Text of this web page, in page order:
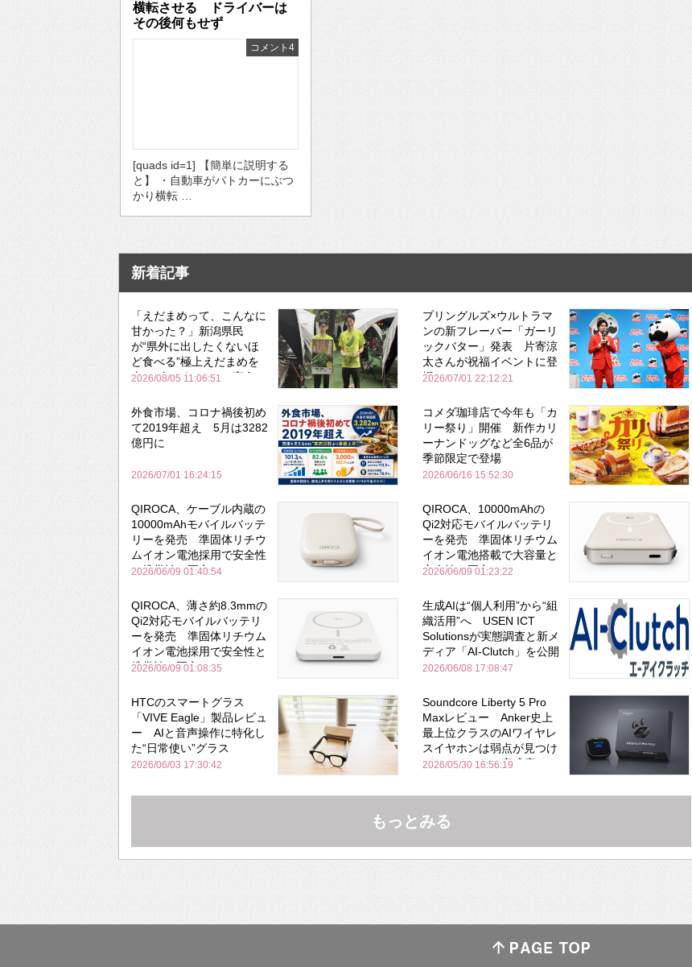
横転させる ドライバーは
その後何もせず
コメント4
[quads id=1] 【簡単に説明する
と】 ・自動車がパトカーにぶつ
かり横転 …
新着記事
「えだまめって、こんなに
甘かった？」新潟県民
が“県外に出したくないほ
ど食べる”極上えだまめを
森のビアガーデンで実食
2026/08/05 11:06:51
プリングルズ×ウルトラマ
ンの新フレーバー「ガーリ
ックバター」発表 片寄涼
太さんが祝福イベントに登
場
2026/07/01 22:12:21
外食市場、コロナ禍後初め
て2019年超え 5月は3282
億円に
2026/07/01 16:24:15
コメダ珈琲店で今年も「カ
リー祭り」開催 新作カリ
ーナンドッグなど全6品が
季節限定で登場
2026/06/16 15:52:30
QIROCA、ケーブル内蔵の
10000mAhモバイルバッテ
リーを発売 準固体リチウ
ムイオン電池採用で安全性
と携帯性を両立
2026/06/09 01:40:54
QIROCA、10000mAhの
Qi2対応モバイルバッテリ
ーを発売 準固体リチウム
イオン電池搭載で大容量と
安全性を両立
2026/06/09 01:23:22
QIROCA、薄さ約8.3mmの
Qi2対応モバイルバッテリ
ーを発売 準固体リチウム
イオン電池採用で安全性と
携帯性を両立
2026/06/09 01:08:35
生成AIは“個人利用”から“組
織活用”へ USEN ICT
Solutionsが実態調査と新メ
ディア「AI-Clutch」を公開
2026/06/08 17:08:47
HTCのスマートグラス
「VIVE Eagle」製品レビュ
ー AIと音声操作に特化し
た“日常使い”グラス
2026/06/03 17:30:42
Soundcore Liberty 5 Pro
Maxレビュー Anker史上
最上位クラスのAIワイヤレ
スイヤホンは弱点が見つけ
づらいくらいの完成度にび
Bose並み
2026/05/30 16:56:19
もっとみる